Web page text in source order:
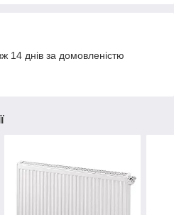
14 днів за домовленістю